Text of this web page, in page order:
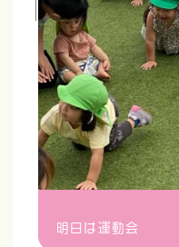
明日は運動会